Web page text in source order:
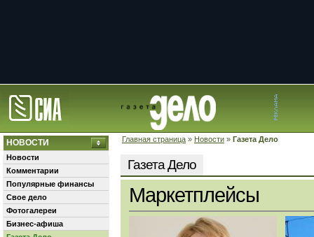
Главная страница » Новости » Газета Дело
НОВОСТИ
Новости
Комментарии
Популярные финансы
Свое дело
Фотогалереи
Бизнес-афиша
Газета Дело
Маркетплейсы